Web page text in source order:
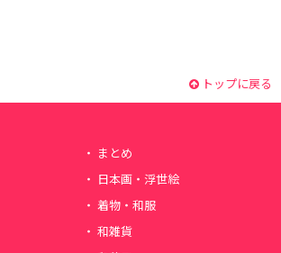
トップに戻る
まとめ
日本画・浮世絵
着物・和服
和雑貨